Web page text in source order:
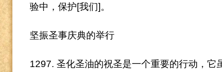
验中，保护[我们]。
坚振圣事庆典的举行
1297. 圣化圣油的祝圣是一个重要的行动，它